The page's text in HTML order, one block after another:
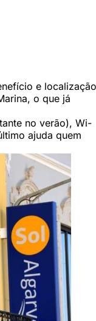
e localização
o que já
no verão), Wi-
ajuda quem